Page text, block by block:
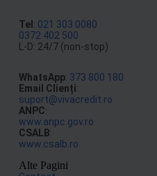
Tel: 021 303 0080
0372 402 500
L-D: 24/7 (non-stop)
WhatsApp: 373 800 180
Email Clienți:
suport@vivacredit.ro
ANPC:
www.anpc.gov.ro
CSALB:
www.csalb.ro
Alte Pagini